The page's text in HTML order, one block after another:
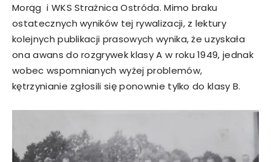
Morąg i WKS Strażnica Ostróda. Mimo braku
ostatecznych wyników tej rywalizacji, z lektury
kolejnych publikacji prasowych wynika, że uzyskała
ona awans do rozgrywek klasy A w roku 1949, jednak
wobec wspomnianych wyżej problemów,
kętrzynianie zgłosili się ponownie tylko do klasy B.